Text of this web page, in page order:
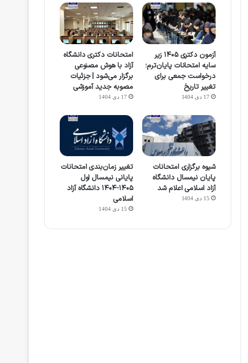
آزمون دکتری ۱۴۰۵ زیر
سایه امتحانات پایان‌ترم؛
درخواست جمعی برای
تغییر تاریخ
17 دی 1404
امتحانات دکتری دانشگاه
آزاد با هوش مصنوعی
برگزار می‌شود | جزئیات
مصوبه جدید آموزشی
17 دی 1404
شیوه برگزاری امتحانات
پایان نیمسال دانشگاه
آزاد اسلامی اعلام شد
15 دی 1404
تغییر زمان‌بندی امتحانات
پایانی نیمسال اول
۱۴۰۵-۱۴۰۴ دانشگاه آزاد
اسلامی
15 دی 1404